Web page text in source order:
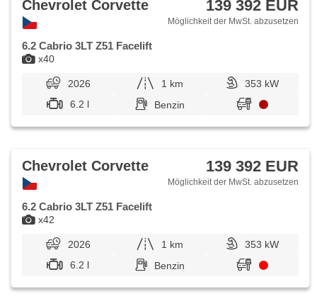
x40
Chevrolet Corvette 139 392 EUR
Möglichkeit der MwSt. abzusetzen
6.2 Cabrio 3LT Z51 Facelift
2026 1 km
353 kW
6.2 l
Benzin
x42
Chevrolet Corvette 139 392 EUR
Möglichkeit der MwSt. abzusetzen
6.2 Cabrio 3LT Z51 Facelift
2026 1 km
353 kW
6.2 l
Benzin